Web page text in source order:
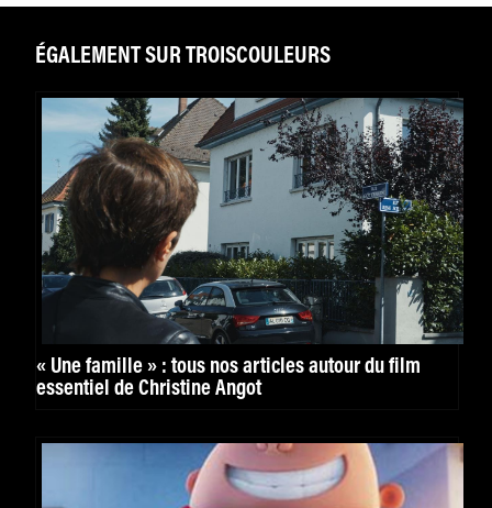
ÉGALEMENT SUR TROISCOULEURS
« Une famille » : tous nos articles autour du film
essentiel de Christine Angot